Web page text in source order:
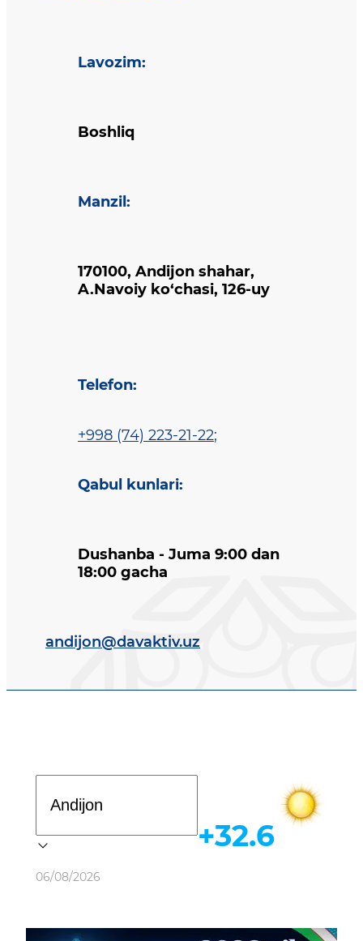
Lavozim:
Boshliq
Manzil :
170100, Andijon shahar,
A.Navoiy ko‘chasi, 126-uy
Telefon:
+998 (74) 223-21-22;
Qabul kunlari:
Dushanba - Juma 9:00 dan
18:00 gacha
andijon@davaktiv.uz
Ob-havo
06/08/2026
+32.6